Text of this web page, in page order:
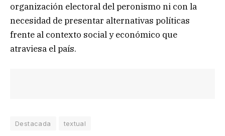
organización electoral del peronismo ni con la
necesidad de presentar alternativas políticas
frente al contexto social y económico que
atraviesa el país.
Destacada textual